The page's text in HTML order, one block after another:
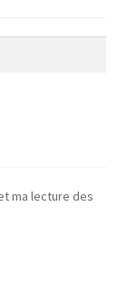
ma lecture des